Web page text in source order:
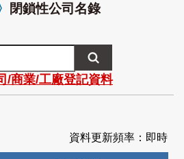
閉鎖性公司名錄
/商業/工廠登記資料
資料更新頻率：即時